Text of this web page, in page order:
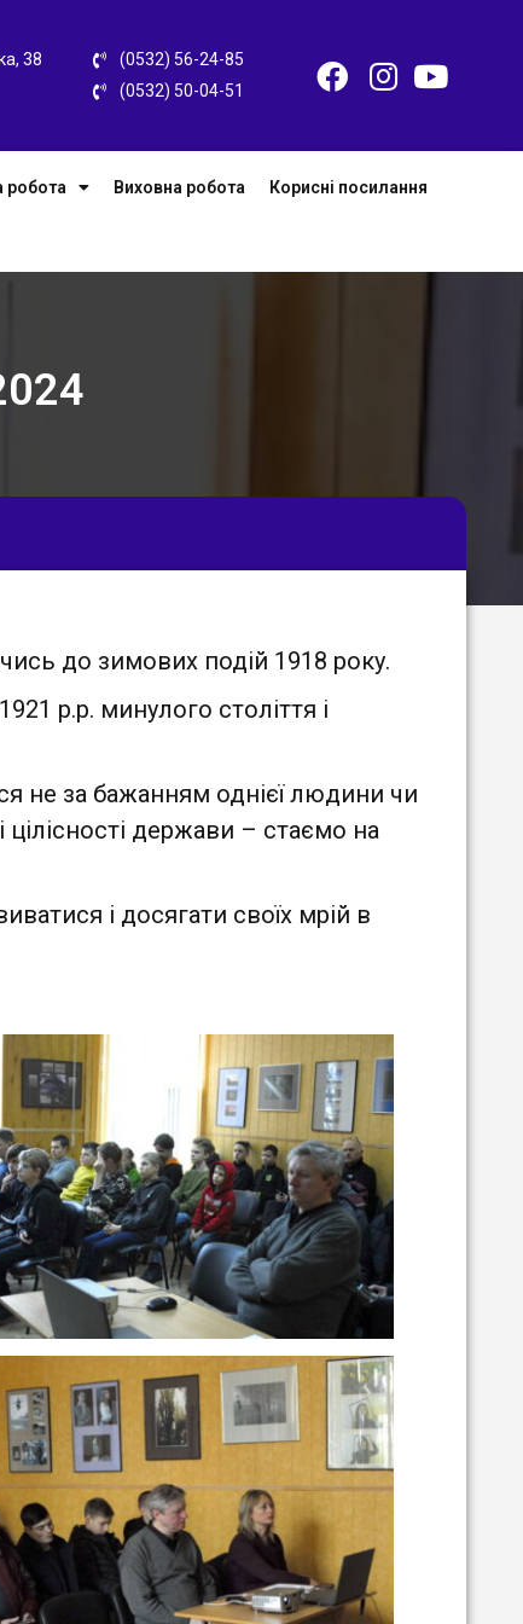
38
(0532) 56-24-85
(0532) 50-04-51
робота Виховна робота Корисні посилання
до зимових подій 1918 року.
р.р. минулого століття і
не за бажанням однієї людини чи
цілісності держави – стаємо на
і досягати своїх мрій в